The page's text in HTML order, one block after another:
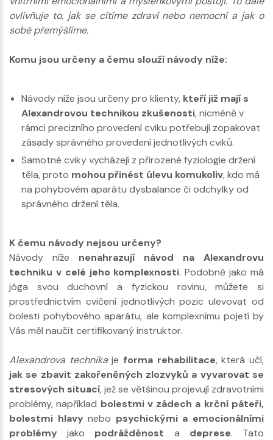
ovlivňuje to, jak se cítíme zdraví nebo nemocní a jak o
sobě přemýšlíme.
Komu jsou určeny a čemu slouží návody níže:
Návody níže jsou určeny pro klienty, kteří již mají s
Alexandrovou technikou zkušenosti, nicméně v
rámci precizního provedení cviku potřebují zopakovat
zásady správného provedení jednotlivých cviků.
Samotné cviky vycházejí z přirozené fyziologie držení
těla, proto mohou přinést úlevu komukoliv, kdo má
na pohybovém aparátu dysbalance či odchylky od
správného držení těla.
K čemu návody nejsou určeny?
Návody níže nenahrazují návod na Alexandrovu
techniku v celé jeho komplexnosti. Podobně jako má
jóga svou duchovní a fyzickou rovinu, můžete si
prostřednictvím cvičení jednotlivých pozic ulevovat od
bolesti pohybového aparátu, ale komplexnímu pojetí by
Vás měl naučit certifikovaný instruktor.
Alexandrova technikaje forma rehabilitace, která učí,
jak se zbavit zakořeněných zlozvyků a vyvarovat se
stresových situací, jež se většinou projevují zdravotními
problémy, například bolestmi v zádech a krční páteři,
bolestmi hlavy nebo psychickými a emocionálními
problémy jako podrážděnost a deprese. Tato